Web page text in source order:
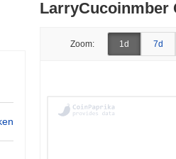
LarryCucoinmber
Zoom: 1d 7d